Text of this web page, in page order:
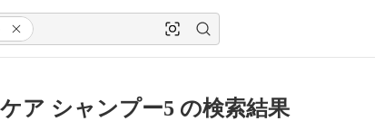
ア シャンプー5 の検索結果